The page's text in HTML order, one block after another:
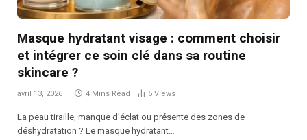
Masque hydratant visage : comment choisir
et intégrer ce soin clé dans sa routine
skincare ?
avril 13, 2026 4 Mins Read 5 Views
La peau tiraille, manque d’éclat ou présente des zones de
déshydratation ? Le masque hydratant…